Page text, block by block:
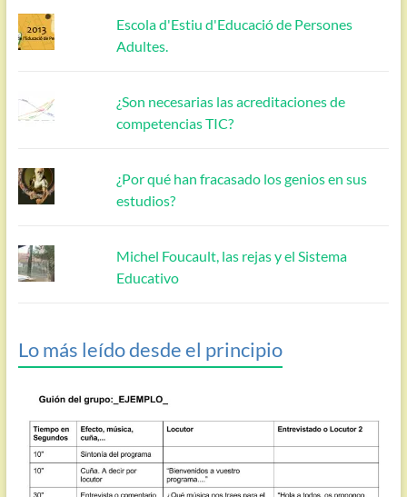
Escola d'Estiu d'Educació de Persones
Adultes.
¿Son necesarias las acreditaciones de
competencias TIC?
¿Por qué han fracasado los genios en sus
estudios?
Michel Foucault, las rejas y el Sistema
Educativo
Lo más leído desde el principio